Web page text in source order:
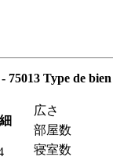
75013 Type de
広さ
部屋数
寝室数